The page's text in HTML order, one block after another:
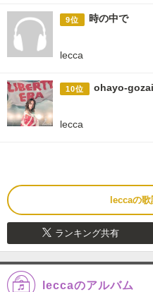
9位 時の中で
lecca
10位 ohayo-
lecca
leccaの
ランキング共有
leccaのアルバム